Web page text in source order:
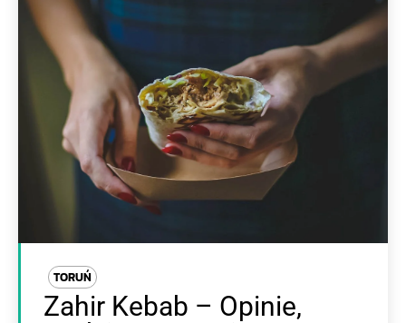
TORUŃ
Zahir Kebab – Opinie,